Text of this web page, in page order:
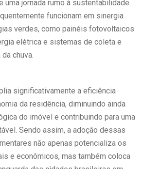
uma jornada rumo à sustentabilidade.
funcionam em sinergia
verdes, como painéis fotovoltaicos
elétrica e sistemas de coleta e
chuva.
significativamente a eficiência
da residência, diminuindo ainda
do imóvel e contribuindo para uma
Sendo assim, a adoção dessas
não apenas potencializa os
e econômicos, mas também coloca